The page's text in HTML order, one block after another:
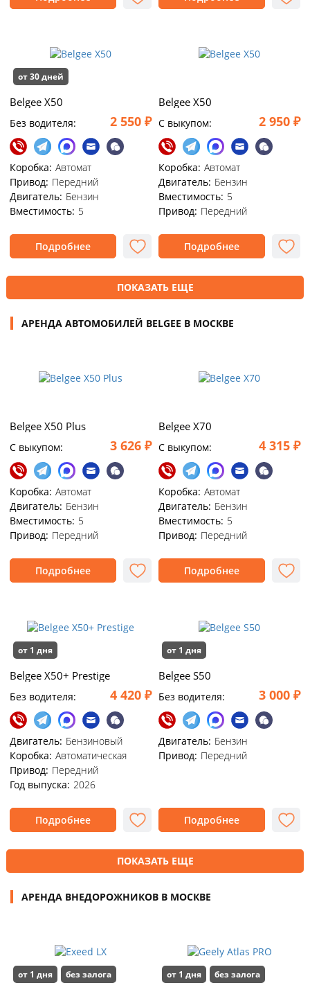
от 30 дней
Belgee X50
Без водителя: 2 550 ₽
Коробка: Автомат
Привод: Передний
Двигатель: Бензин
Вместимость: 5
Подробнее
Belgee X50
C выкупом: 2 950 ₽
Коробка: Автомат
Двигатель: Бензин
Вместимость: 5
Привод: Передний
Подробнее
ПОКАЗАТЬ ЕЩЕ
АРЕНДА АВТОМОБИЛЕЙ BELGEE В МОСКВЕ
Belgee X50 Plus
C выкупом: 3 626 ₽
Коробка: Автомат
Двигатель: Бензин
Вместимость: 5
Привод: Передний
Подробнее
Belgee X70
C выкупом: 4 315 ₽
Коробка: Автомат
Двигатель: Бензин
Вместимость: 5
Привод: Передний
Подробнее
от 1 дня
Belgee X50+ Prestige
Без водителя: 4 420 ₽
Двигатель: Бензиновый
Коробка: Автоматическая
Привод: Передний
Год выпуска: 2026
Подробнее
от 1 дня
Belgee S50
Без водителя: 3 000 ₽
Двигатель: Бензин
Привод: Передний
Подробнее
ПОКАЗАТЬ ЕЩЕ
АРЕНДА ВНЕДОРОЖНИКОВ В МОСКВЕ
от 1 дня без залога от 1 дня без залога